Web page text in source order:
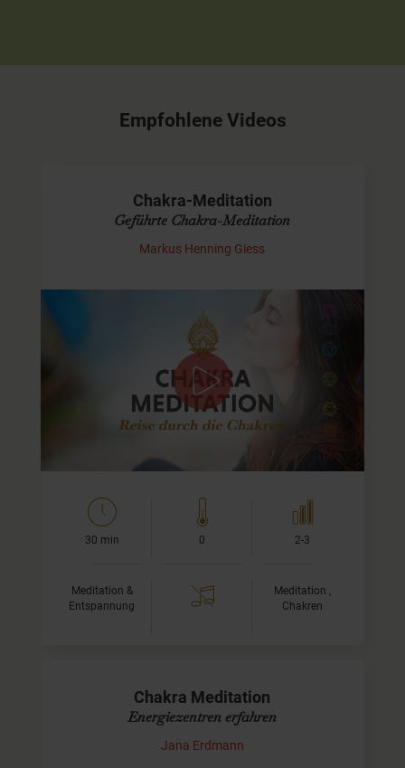
Empfohlene Videos
Chakra-Meditation
Geführte Chakra-Meditation
Markus Henning Giess
Reise von der Wurzel bis zur
Krone
Die Meditation dauert etwa 30 Minuten und führt Euch
durch alle 7 Chakras - von Muladhara, dem
Wurzelchakra, bis Sahasrara, dem Kronenchakra. Die…
30 min 0 2-3
Meditation &
Entspannung
Meditation ,
Chakren
Chakra Meditation
Energiezentren erfahren
Jana Erdmann